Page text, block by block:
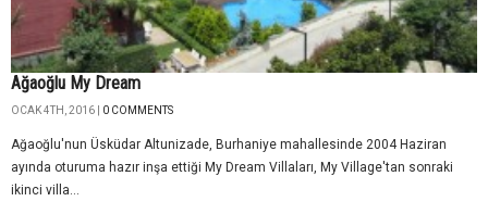
Ağaoğlu My Dream
OCAK 4TH, 2016 | 0 COMMENTS
Ağaoğlu'nun Üsküdar Altunizade, Burhaniye mahallesinde 2004 Haziran
ayında oturuma hazır inşa ettiği My Dream Villaları, My Village'tan sonraki
ikinci villa...